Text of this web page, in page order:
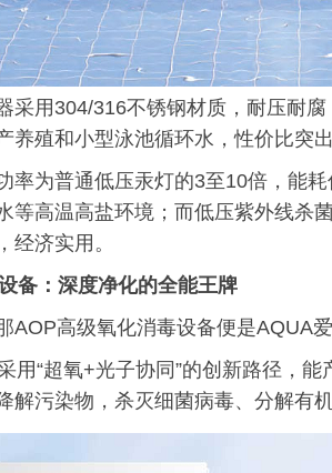
采用304/316不锈钢材质，耐压耐
养殖和小型泳池循环水，性价比突
率为普通低压汞灯的3至10倍，能
等高温高盐环境；而低压紫外线杀
经济实用。
备：深度净化的全能王牌
AOP高级氧化消毒设备便是AQUA
用“超氧+光子协同”的创新路径，能
解污染物，杀灭细菌病毒、分解有